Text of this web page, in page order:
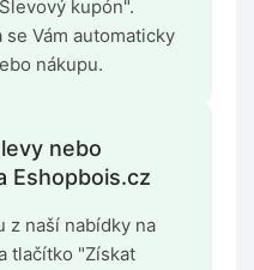
kupón".
Vám automaticky
nákupu.
nebo
Eshopbois.cz
z naší nabídky na
tlačítko "Získat